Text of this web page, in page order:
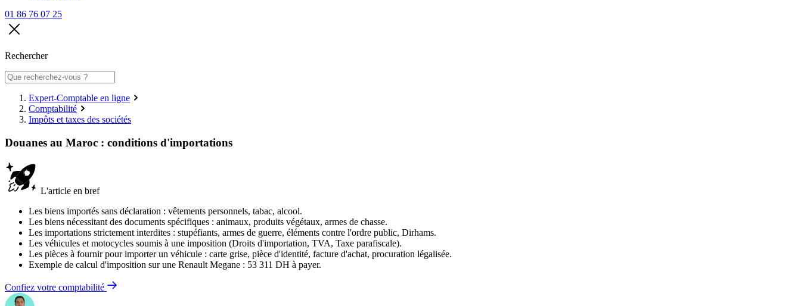
01 86 76 07 25
Rechercher
Expert-Comptable en ligne
Comptabilité
Impôts et taxes des sociétés
Douanes au Maroc : conditions d'importations
L'article en bref
Les biens importés sans déclaration : vêtements personnels, tabac, alcool.
Les biens nécessitant des documents spécifiques : animaux, produits végétaux, armes de chasse.
Les importations strictement interdites : stupéfiants, armes de guerre, éléments contre l'ordre public, Dirhams.
Les véhicules et motocycles soumis à une imposition (Droits d'importation, TVA, Taxe parafiscale).
Les pièces à fournir pour importer un véhicule : carte grise, pièce d'identité, facture d'achat, procuration légalisée.
Exemple de calcul d'imposition sur une Renault Megane : 53 311 DH à payer.
Confiez votre comptabilité